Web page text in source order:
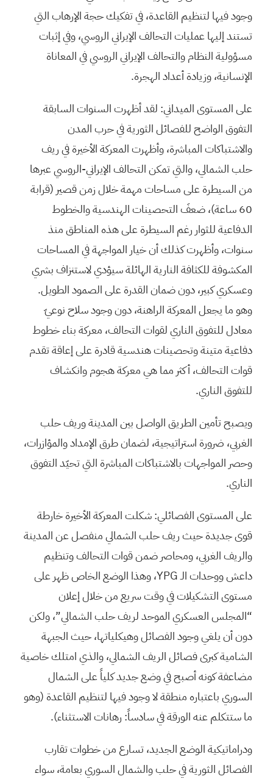
وجود فيها لتنظيم القاعدة، في تفكيك حجة الإرهاب التي
تستند إليها عمليات التحالف الإيراني الروسي، وفي إثبات
مسؤولية النظام والتحالف الإيراني الروسي في المعاناة
الإنسانية، وزيادة أعداد الهجرة.
على المستوى الميداني: لقد أظهرت السنوات السابقة
التفوق الواضح للفصائل الثورية في حرب المدن
والاشتباكات المباشرة، وأظهرت المعركة الأخيرة في ريف
حلب الشمالي، والتي تمكن التحالف الإيراني-الروسي عبرها
من السيطرة على مساحات مهمة خلال زمن قصير (قرابة
60 ساعة)، ضعفَ التحصينات الهندسية والخطوط
الدفاعية للثوار رغم السيطرة على هذه المناطق منذ
سنوات، وأظهرت كذلك أن خيار المواجهة في المساحات
المكشوفة للكثافة النارية الهائلة سيؤدي لاستنزاف بشري
وعسكري كبير، دون ضمان القدرة على الصمود الطويل.
وهو ما يجعل المعركة الراهنة، دون وجود سلاح نوعيّ
معادل للتفوق الناري لقوات التحالف، معركة بناء خطوط
دفاعية متينة وتحصينات هندسية قادرة على إعاقة تقدم
قوات التحالف، أكثر مما هي معركة هجوم وانكشاف
للتفوق الناري.
ويصبح تأمين الطريق الواصل بين المدينة وريف حلب
الغربي، ضرورة استراتيجية، لضمان طرق الإمداد والمؤازرات،
وحصر المواجهات بالاشتباكات المباشرة التي تحيّد التفوق
الناري.
على المستوى الفصائلي: شكلت المعركة الأخيرة خارطة
قوى جديدة حيث ريف حلب الشمالي منفصل عن المدينة
والريف الغربي، ومحاصر ضمن قوات التحالف وتنظيم
داعش ووحدات الـ YPG، وهذا الوضع الخاص ظهر على
مستوى التشكيلات في وقت سريع من خلال إعلان
“المجلس العسكري الموحد لريف حلب الشمالي”، ولكن
دون أن يلغي وجود الفصائل وهيكلياتها، حيث الجبهة
الشامية كبرى فصائل الريف الشمالي، والذي امتلك خاصية
مضاعفة كونه أصبح في وضع جديد كلياً على الشمال
السوري باعتباره منطقة لا وجود فيها لتنظيم القاعدة (وهو
ما ستتكلم عنه الورقة في سادساً: رهانات الاستثناء).
ودراماتيكية الوضع الجديد، تسارع من خطوات تقارب
الفصائل الثورية في حلب والشمال السوري بعامة، سواء